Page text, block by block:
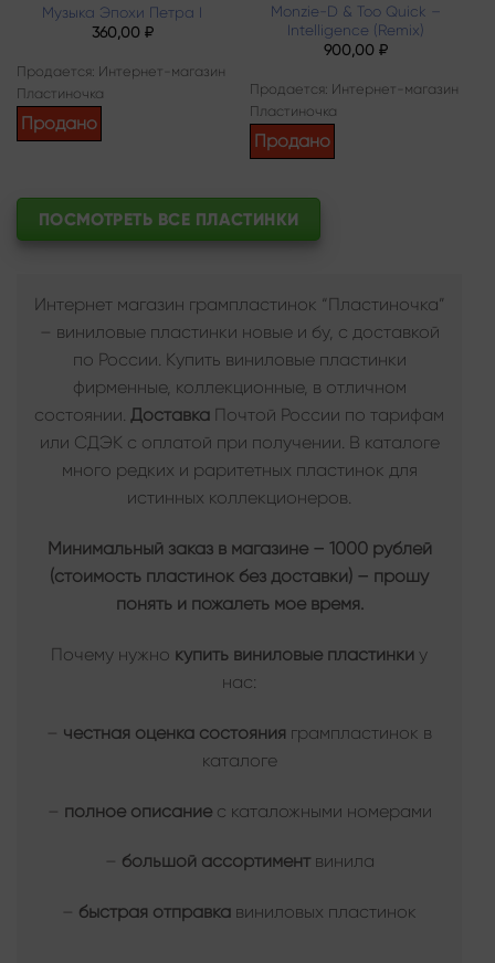
Музыка Эпохи Петра I
360,00 ₽
Продается: Интернет-магазин
Пластиночка
Продано
Monzie-D & Too Quick –
Intelligence (Remix)
900,00₽
Продается: Интернет-магазин
Пластиночка
Продано
ПОСМОТРЕТЬ ВСЕ ПЛАСТИНКИ
Интернет магазин грампластинок “Пластиночка”
– виниловые пластинки новые и бу, с доставкой
по России. Купить виниловые пластинки
фирменные, коллекционные, в отличном
состоянии. Доставка Почтой России по тарифам
или СДЭК с оплатой при получении. В каталоге
много редких и раритетных пластинок для
истинных коллекционеров.
Минимальный заказ в магазине – 1000 рублей
(стоимость пластинок без доставки) – прошу
понять и пожалеть мое время.
Почему нужно купить виниловые пластинки у
нас:
честная оценка состояния грампластинок в
каталоге
полное описаниес каталожными номерами
большой ассортиментвинила
быстрая отправка виниловых пластинок